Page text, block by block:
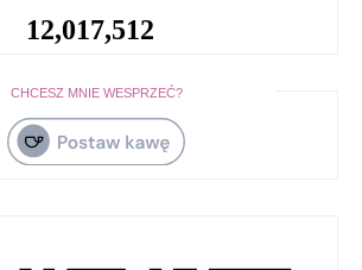
12,017,512
CHCESZ MNIE WESPRZEĆ?